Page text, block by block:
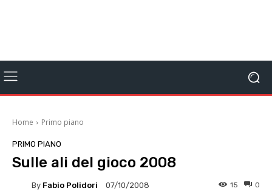
Home Primo piano
PRIMO PIANO
Sulle ali del gioco 2008
By Fabio Polidori 07/10/2008 0
15